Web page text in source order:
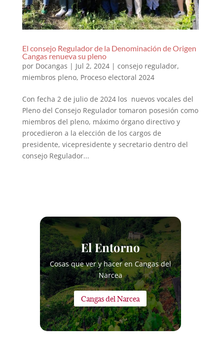
El consejo Regulador de la Denominación de Origen
Cangas renueva su pleno
por Docangas | Jul 2, 2024| consejo regulador,
miembros pleno, Proceso electoral 2024
Con fecha 2 de julio de 2024 los nuevos vocales del
Pleno del Consejo Regulador tomaron posesión como
miembros del pleno, máximo órgano directivo y
procedieron a la elección de los cargos de
presidente, vicepresidente y secretario dentro del
consejo Regulador...
El Entorno
Cosas que ver y hacer en Cangas del
Narcea
Cangas del Narcea